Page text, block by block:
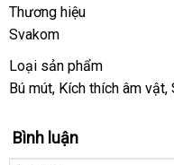
to
và
âm
Svakom
Pulse
tại
Website.vn
Thương hiệu
Svakom
Loại sản phẩm
Bú mútMỹ
, Kích thích âm vậtở
,
Bình luận